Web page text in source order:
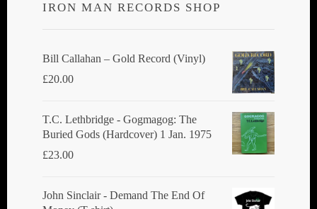
IRON MAN RECORDS SHOP
Bill Callahan ‎– Gold Record (Vinyl)
£20.00
T.C. Lethbridge - Gogmagog: The
Buried Gods (Hardcover) 1 Jan. 1975
£23.00
John Sinclair - Demand The End Of